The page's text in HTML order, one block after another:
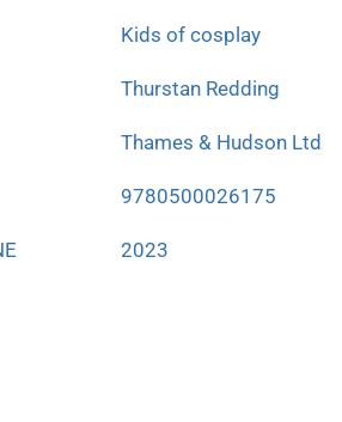
Kids of cosplay
Thurstan Redding
Thames & Hudson Ltd
9780500026175
2023